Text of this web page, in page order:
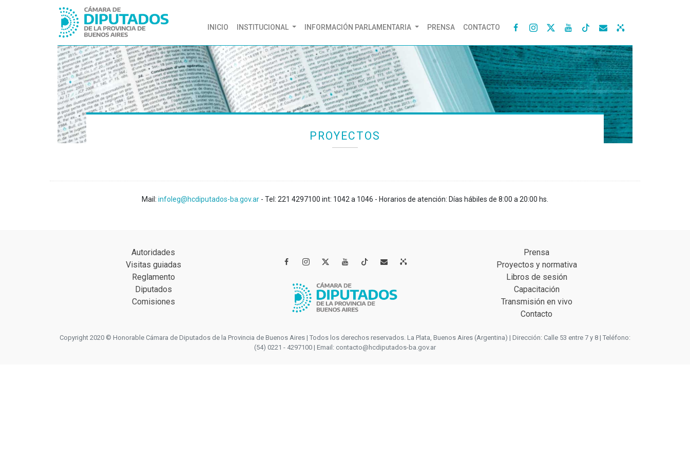
INICIO (CURRENT)
INSTITUCIONAL INFORMACIÓN PARLAMENTARIA PRENSA CONTACTO    
PROYECTOS
Mail: infoleg@hcdiputados-ba.gov.ar - Tel: 221 4297100 int: 1042 a 1046 - Horarios de atención: Días hábiles de 8:00 a 20:00 hs.
Autoridades
Visitas guiadas
Reglamento
Diputados
Comisiones
   
Prensa
Proyectos y normativa
Libros de sesión
Capacitación
Transmisión en vivo
Contacto
Copyright 2020 © Honorable Cámara de Diputados de la Provincia de Buenos Aires | Todos los derechos reservados. La Plata, Buenos Aires (Argentina) | Dirección: Calle 53 entre 7 y 8 | Teléfono:
(54) 0221 - 4297100 | Email: contacto@hcdiputados-ba.gov.ar